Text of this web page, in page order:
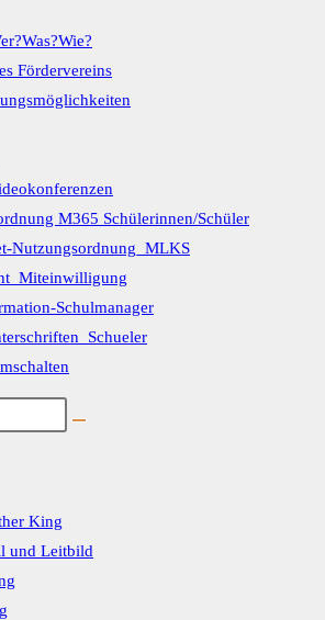
Fördervereins
M365 Schülerinnen/Schüler
Nutzungsordnung_MLKS
Schulmanager
King
und Leitbild